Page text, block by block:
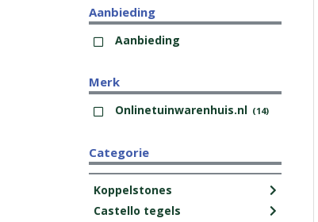
Aanbieding
Aanbieding
Merk
Onlinetuinwarenhuis.nl (14)
Categorie
Koppelstones
Castello tegels